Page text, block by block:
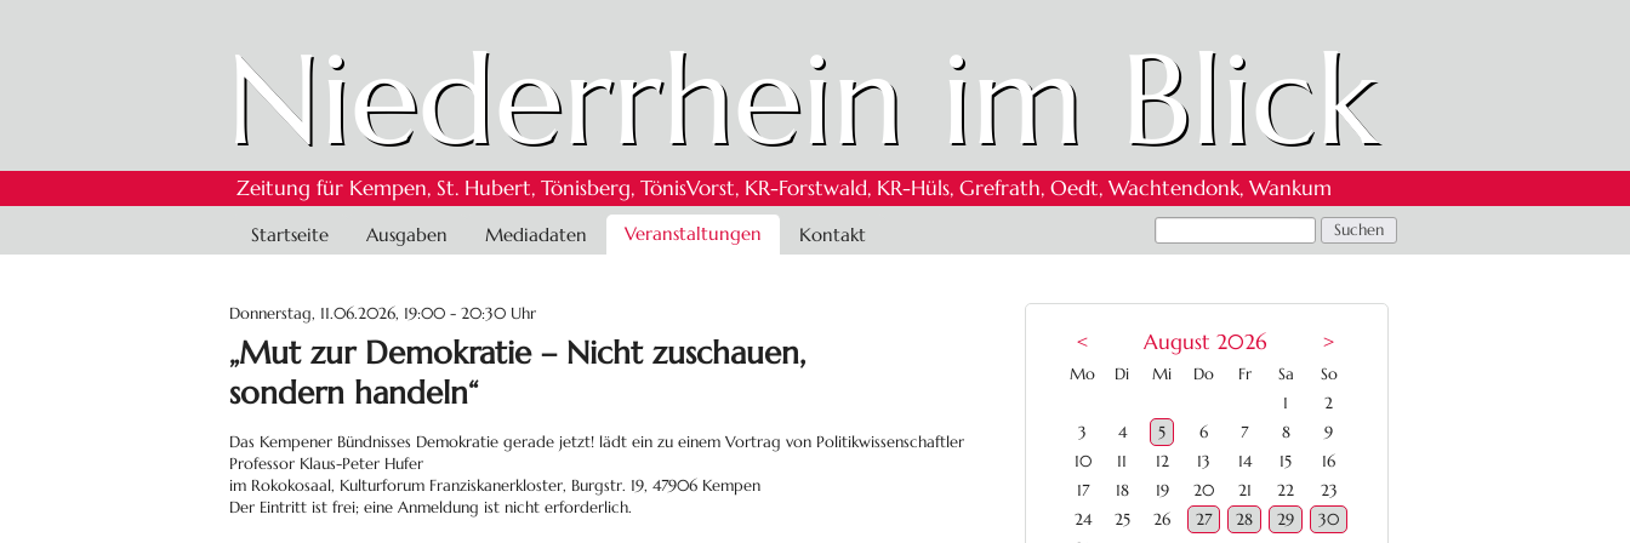
Niederrhein im Blick
Zeitung für Kempen, St. Hubert, Tönisberg, TönisVorst, KR-Forstwald, KR-Hüls, Grefrath, Oedt, Wachtendonk, Wankum
Navigation
überspringen
Startseite Ausgaben Mediadaten Veranstaltungen Kontakt
Donnerstag, 11.06.2026, 19:00 - 20:30 Uhr
„Mut zur Demokratie – Nicht zuschauen,
sondern handeln“
Das Kempener Bündnisses Demokratie gerade jetzt! lädt ein zu einem Vortrag von Politikwissenschaftler
Professor Klaus-Peter Hufer
im Rokokosaal, Kulturforum Franziskanerkloster, Burgstr. 19, 47906 Kempen
Der Eintritt ist frei; eine Anmeldung ist nicht erforderlich.
< August 2026 >
Montag
Dienstag
Mittwoch
Donnerstag
FreitagSamstag
Sonntag
1
2
3
4 5 6 7 8
9
10
11 12 13 14 15
16
17
18 19 20 21 22
23
24
25 26 27 28 29
30